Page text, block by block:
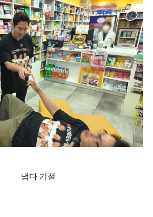
냅다 기절.